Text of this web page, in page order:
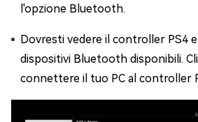
l'opzione Bluetooth.
Dovresti vedere il controller PS4
dispositivi Bluetooth disponibili.
connettere il tuo PC al controller